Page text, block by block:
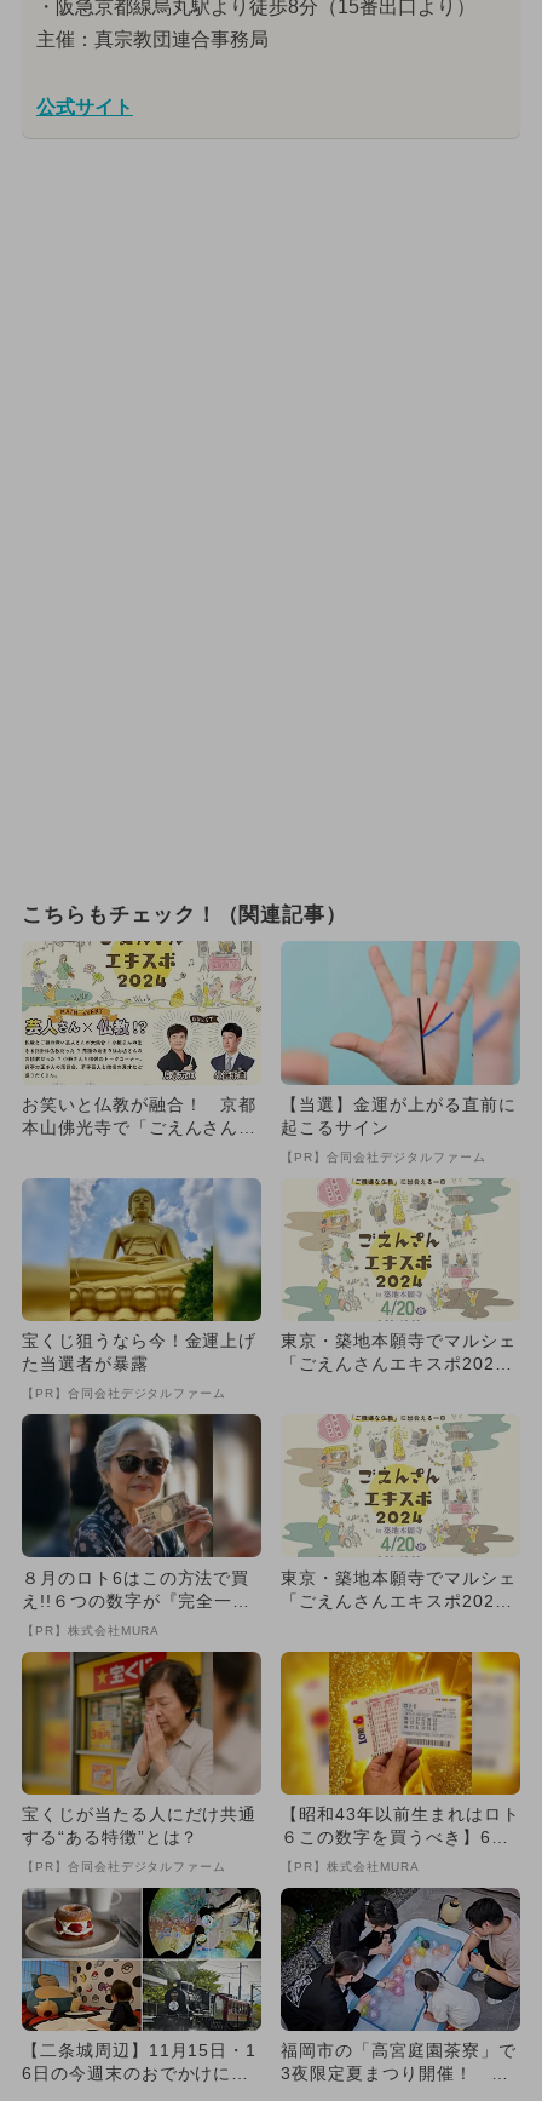
・阪急京都線烏丸駅より徒歩8分（15番出口より）
主催：真宗教団連合事務局
公式サイト
こちらもチェック！（関連記事）
お笑いと仏教が融合！ 京都
本山佛光寺で「ごえんさんエ
【当選】金運が上がる直前に
起こるサイン
【PR】合同会社デジタルファーム
宝くじ狙うなら今！金運上げ
た当選者が暴露
【PR】合同会社デジタルファーム
東京・築地本願寺でマルシェ
「ごえんさんエキスポ202
８月のロト6はこの方法で買
え!!６つの数字が『完全一
致』する方法
【PR】株式会社MURA
東京・築地本願寺でマルシェ
「ごえんさんエキスポ202
宝くじが当たる人にだけ共通
する“ある特徴”とは？
【PR】合同会社デジタルファーム
【昭和43年以前生まれはロト
６この数字を買うべき】6つ
の数字が「完全一致」する
【PR】株式会社MURA
【二条城周辺】11月15日・1
6日の今週末のおでかけにも
福岡市の「高宮庭園茶寮」で
3夜限定夏まつり開催！ 特